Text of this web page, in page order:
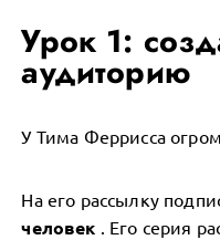
Урок 1:
аудиторию
У Тима Феррисса
На его рассылку
человек . Его серия